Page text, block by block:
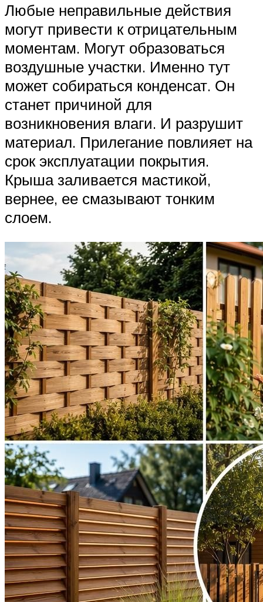
Любые неправильные действия
могут привести к отрицательным
моментам. Могут образоваться
воздушные участки. Именно тут
может собираться конденсат. Он
станет причиной для
возникновения влаги. И разрушит
материал. Прилегание повлияет на
срок эксплуатации покрытия.
Крыша заливается мастикой,
вернее, ее смазывают тонким
слоем.